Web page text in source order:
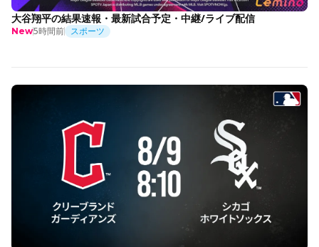
大谷翔平の結果速報・最新試合予定・中継/ライブ配信
New5時間前 スポーツ